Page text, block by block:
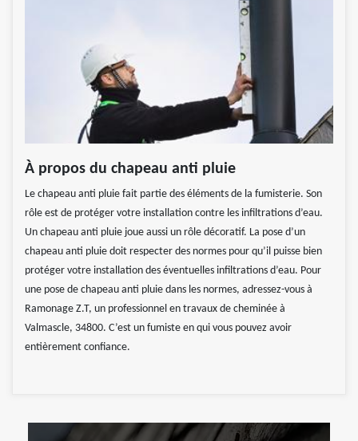
À propos du chapeau anti pluie
Le chapeau anti pluie fait partie des éléments de la fumisterie. Son
rôle est de protéger votre installation contre les infiltrations d’eau.
Un chapeau anti pluie joue aussi un rôle décoratif. La pose d’un
chapeau anti pluie doit respecter des normes pour qu’il puisse bien
protéger votre installation des éventuelles infiltrations d’eau. Pour
une pose de chapeau anti pluie dans les normes, adressez-vous à
Ramonage Z.T, un professionnel en travaux de cheminée à
Valmascle, 34800. C’est un fumiste en qui vous pouvez avoir
entièrement confiance.